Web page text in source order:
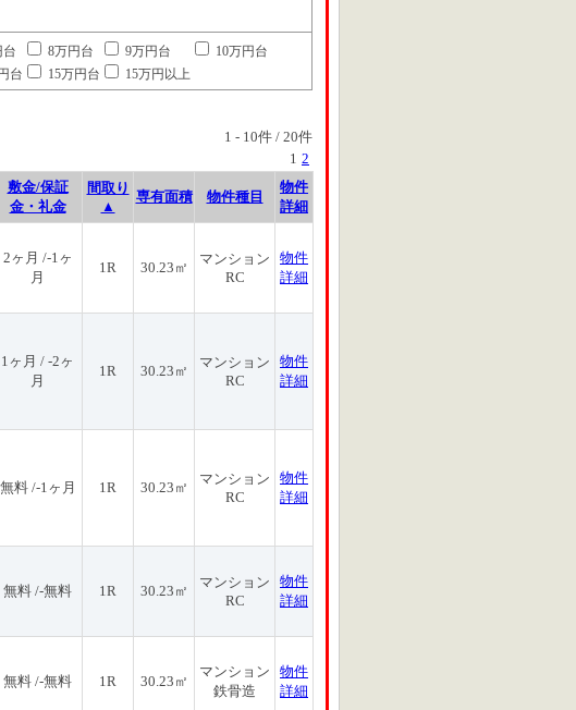
台 8万円台 9万円台
10万円台
台 15万円台 15万円以上
1 - 10件 / 20件
1 2
敷金/保証
金・礼金
間取り
▲
専有面積 物件種目
物件
詳細
2ヶ月 /-1ヶ
月
1R 30.23㎡
マンション
RC
物件
詳細
1ヶ月 / -2ヶ
月
1R 30.23㎡
マンション
RC
物件
詳細
無料 /-1ヶ月 1R 30.23㎡
マンション
RC
物件
詳細
無料 /-無料 1R 30.23㎡
マンション
RC
物件
詳細
無料 /-無料 1R 30.23㎡
マンション
鉄骨造
物件
詳細